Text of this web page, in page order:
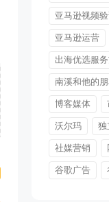
亚马逊视频
亚马逊运营
出海优选服
南溪和他的
博客媒体
沃尔玛 独
社媒营销
谷歌广告